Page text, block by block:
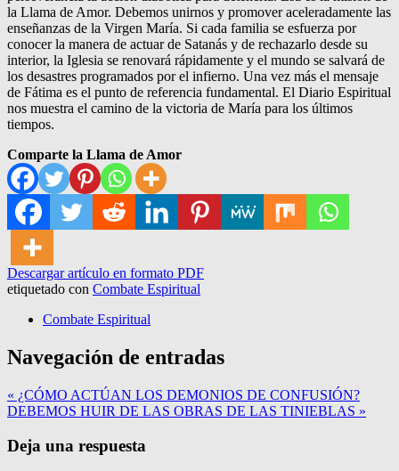
la Llama de Amor. Debemos unirnos y promover aceleradamente las
enseñanzas de la Virgen María. Si cada familia se esfuerza por
conocer la manera de actuar de Satanás y de rechazarlo desde su
interior, la Iglesia se renovará rápidamente y el mundo se salvará de
los desastres programados por el infierno. Una vez más el mensaje
de Fátima es el punto de referencia fundamental. El Diario Espiritual
nos muestra el camino de la victoria de María para los últimos
tiempos.
Comparte la Llama de Amor
Descargar artículo en formato PDF
etiquetado con Combate Espiritual
Combate Espiritual
Navegación de entradas
« ¿CÓMO ACTÚAN LOS DEMONIOS DE CONFUSIÓN?
DEBEMOS HUIR DE LAS OBRAS DE LAS TINIEBLAS »
Deja una respuesta